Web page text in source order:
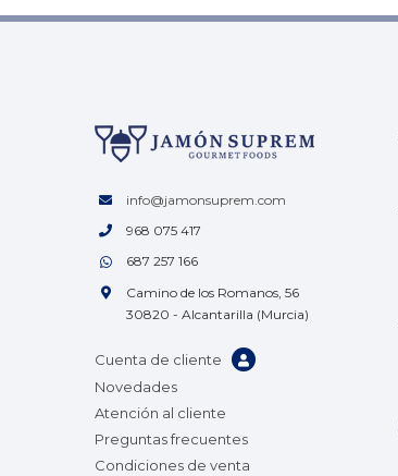
info@jamonsuprem.com
968 075 417
687 257 166
Camino de los Romanos, 56
30820 - Alcantarilla (Murcia)
Cuenta de cliente
Novedades
Atención al cliente
Preguntas frecuentes
Condiciones de venta